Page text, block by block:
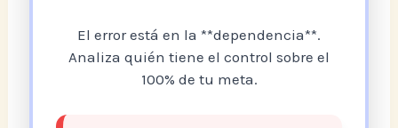
El error está en la **dependencia**.
Analiza quién tiene el control sobre el
100% de tu meta.